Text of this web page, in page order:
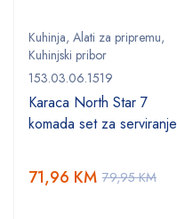
Kuhinja, Alati za pripremu,
Kuhinjski pribor
153.03.06.1519
Karaca North Star 7
komada set za serviranje
79,95KM
71,96 KM